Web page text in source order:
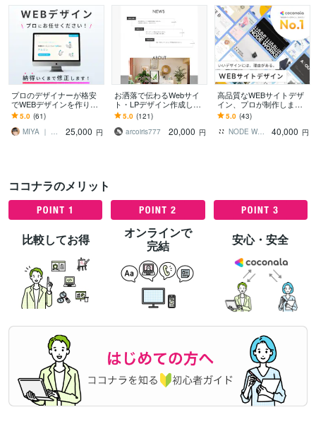
プロのデザイナーが格安
でWEBデザインを作りま
す 修正回数無制限！Figm
aで伝わるデザインを作り
ます。
5.0 (61)
MIYA ｜ みや
25,000 円
お洒落で伝わるWebサイ
ト・LPデザイン作成しま
す オリジナルの思いが伝
わるデザインを提案しま
す！
5.0 (121)
arcoiris777
20,000 円
高品質なWEBサイトデザ
イン、プロが制作します
ヒアリング重視★イメー
ジ通りのWebサイトデザ
イン制作します
5.0 (43)
NODE WORKS
40,000 円
ココナラのメリット
比較してお得
オンラインで
完結
安心・安全